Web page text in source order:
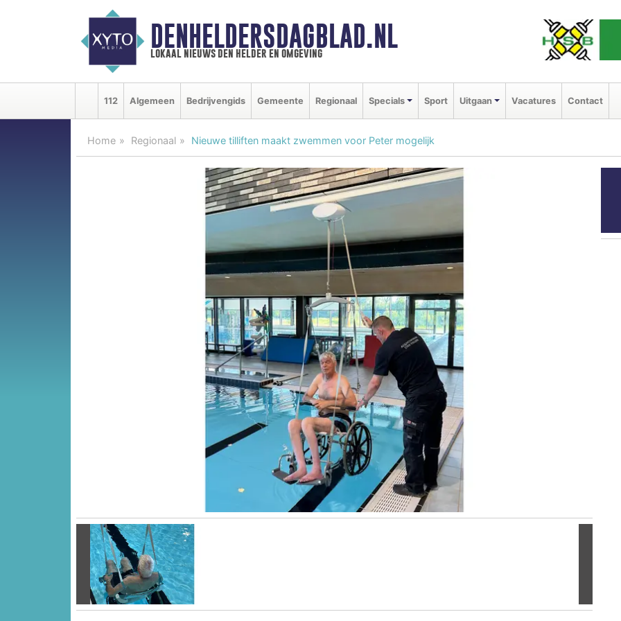
DENHELDERSDAGBLAD.NL
lokaal nieuws den helder en omgeving
112 Algemeen Bedrijvengids Gemeente Regionaal Specials Sport Uitgaan Vacatures Contact
Home Regionaal Nieuwe tilliften maakt zwemmen voor Peter mogelijk
Vorige